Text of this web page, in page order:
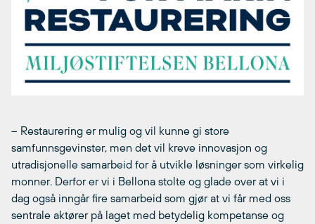
– Restaurering er mulig og vil kunne gi store
samfunnsgevinster, men det vil kreve innovasjon og
utradisjonelle samarbeid for å utvikle løsninger som virkelig
monner. Derfor er vi i Bellona stolte og glade over at vi i
dag også inngår fire samarbeid som gjør at vi får med oss
sentrale aktører på laget med betydelig kompetanse og